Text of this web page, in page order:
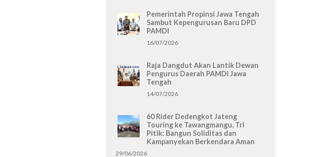
Pemerintah Propinsi Jawa Tengah
Sambut Kepengurusan Baru DPD
PAMDI
16/07/2026
Raja Dangdut Akan Lantik Dewan
Pengurus Daerah PAMDI Jawa
Tengah
14/07/2026
60 Rider Dedengkot Jateng
Touring ke Tawangmangu, Tri
Pitik: Bangun Soliditas dan
Kampanyekan Berkendara Aman
29/06/2026